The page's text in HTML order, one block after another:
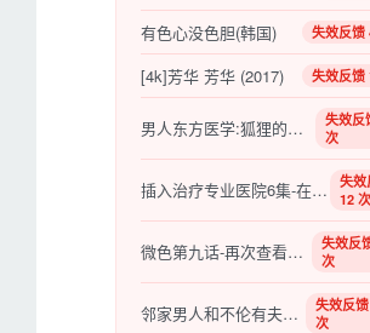
有色心没色胆(韩国) 失效反馈
[4k]芳华 芳华 (2017) 失效反馈
男人东方医学:狐狸的怪异把戏
失效反
次
插入治疗专业医院6集-在窗帘里摔倒的护士们
失效
12 次
微色第九话-再次查看女商社
失效反
次
邻家男人和不伦有夫之妇
失效反
次